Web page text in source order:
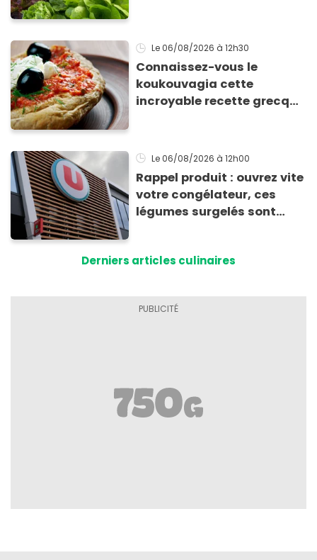
Le 06/08/2026 à 12h30
Connaissez-vous le
koukouvagia cette
incroyable recette grecque
Le 06/08/2026 à 12h00
Rappel produit : ouvrez vite
votre congélateur, ces
légumes surgelés sont
Derniers articles culinaires